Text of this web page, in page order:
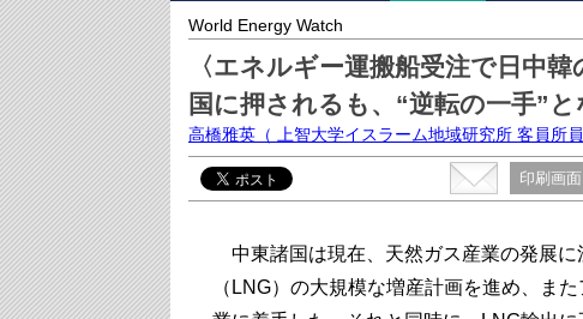
World Energy Watch
〈エネルギー運搬船受注で日中
国に押されるも、“逆転の一手”
高橋雅英 （ 上智大学イスラーム地域研究所 客員所員
印刷画面
中東諸国は現在、天然ガス産業の発展に
（LNG）の大規模な増産計画を進め、ま